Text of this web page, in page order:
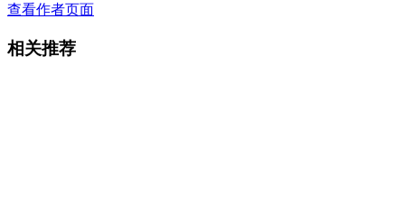
查看作者页面
相关推荐